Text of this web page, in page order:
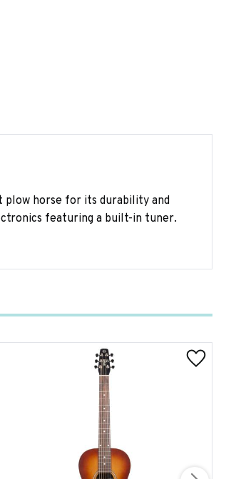
plow horse for its durability and
featuring a built-in tuner.